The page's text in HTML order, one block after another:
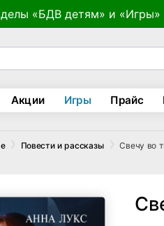
«БДВ детям» и
Акции Игры Прайс
Повести и рассказы Свечу во